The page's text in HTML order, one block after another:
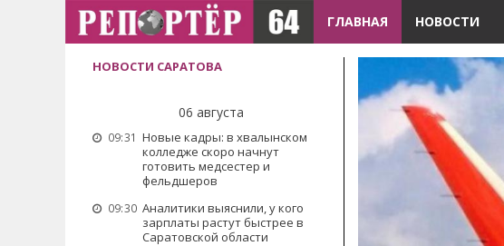
ГЛАВНАЯ НОВОСТИ
НОВОСТИ САРАТОВА
06 августа
09:31 Новые кадры: в хвалынском
колледже скоро начнут
готовить медсестер и
фельдшеров
09:30 Аналитики выяснили, у кого
зарплаты растут быстрее в
Саратовской области